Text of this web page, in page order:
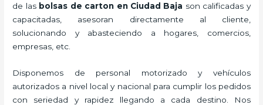
de las bolsas de carton en Ciudad Baja son calificadas y
capacitadas, asesoran directamente al cliente,
solucionando y abasteciendo a hogares, comercios,
empresas, etc.
Disponemos de personal motorizado y vehículos
autorizados a nivel local y nacional para cumplir los pedidos
con seriedad y rapidez llegando a cada destino. Nos